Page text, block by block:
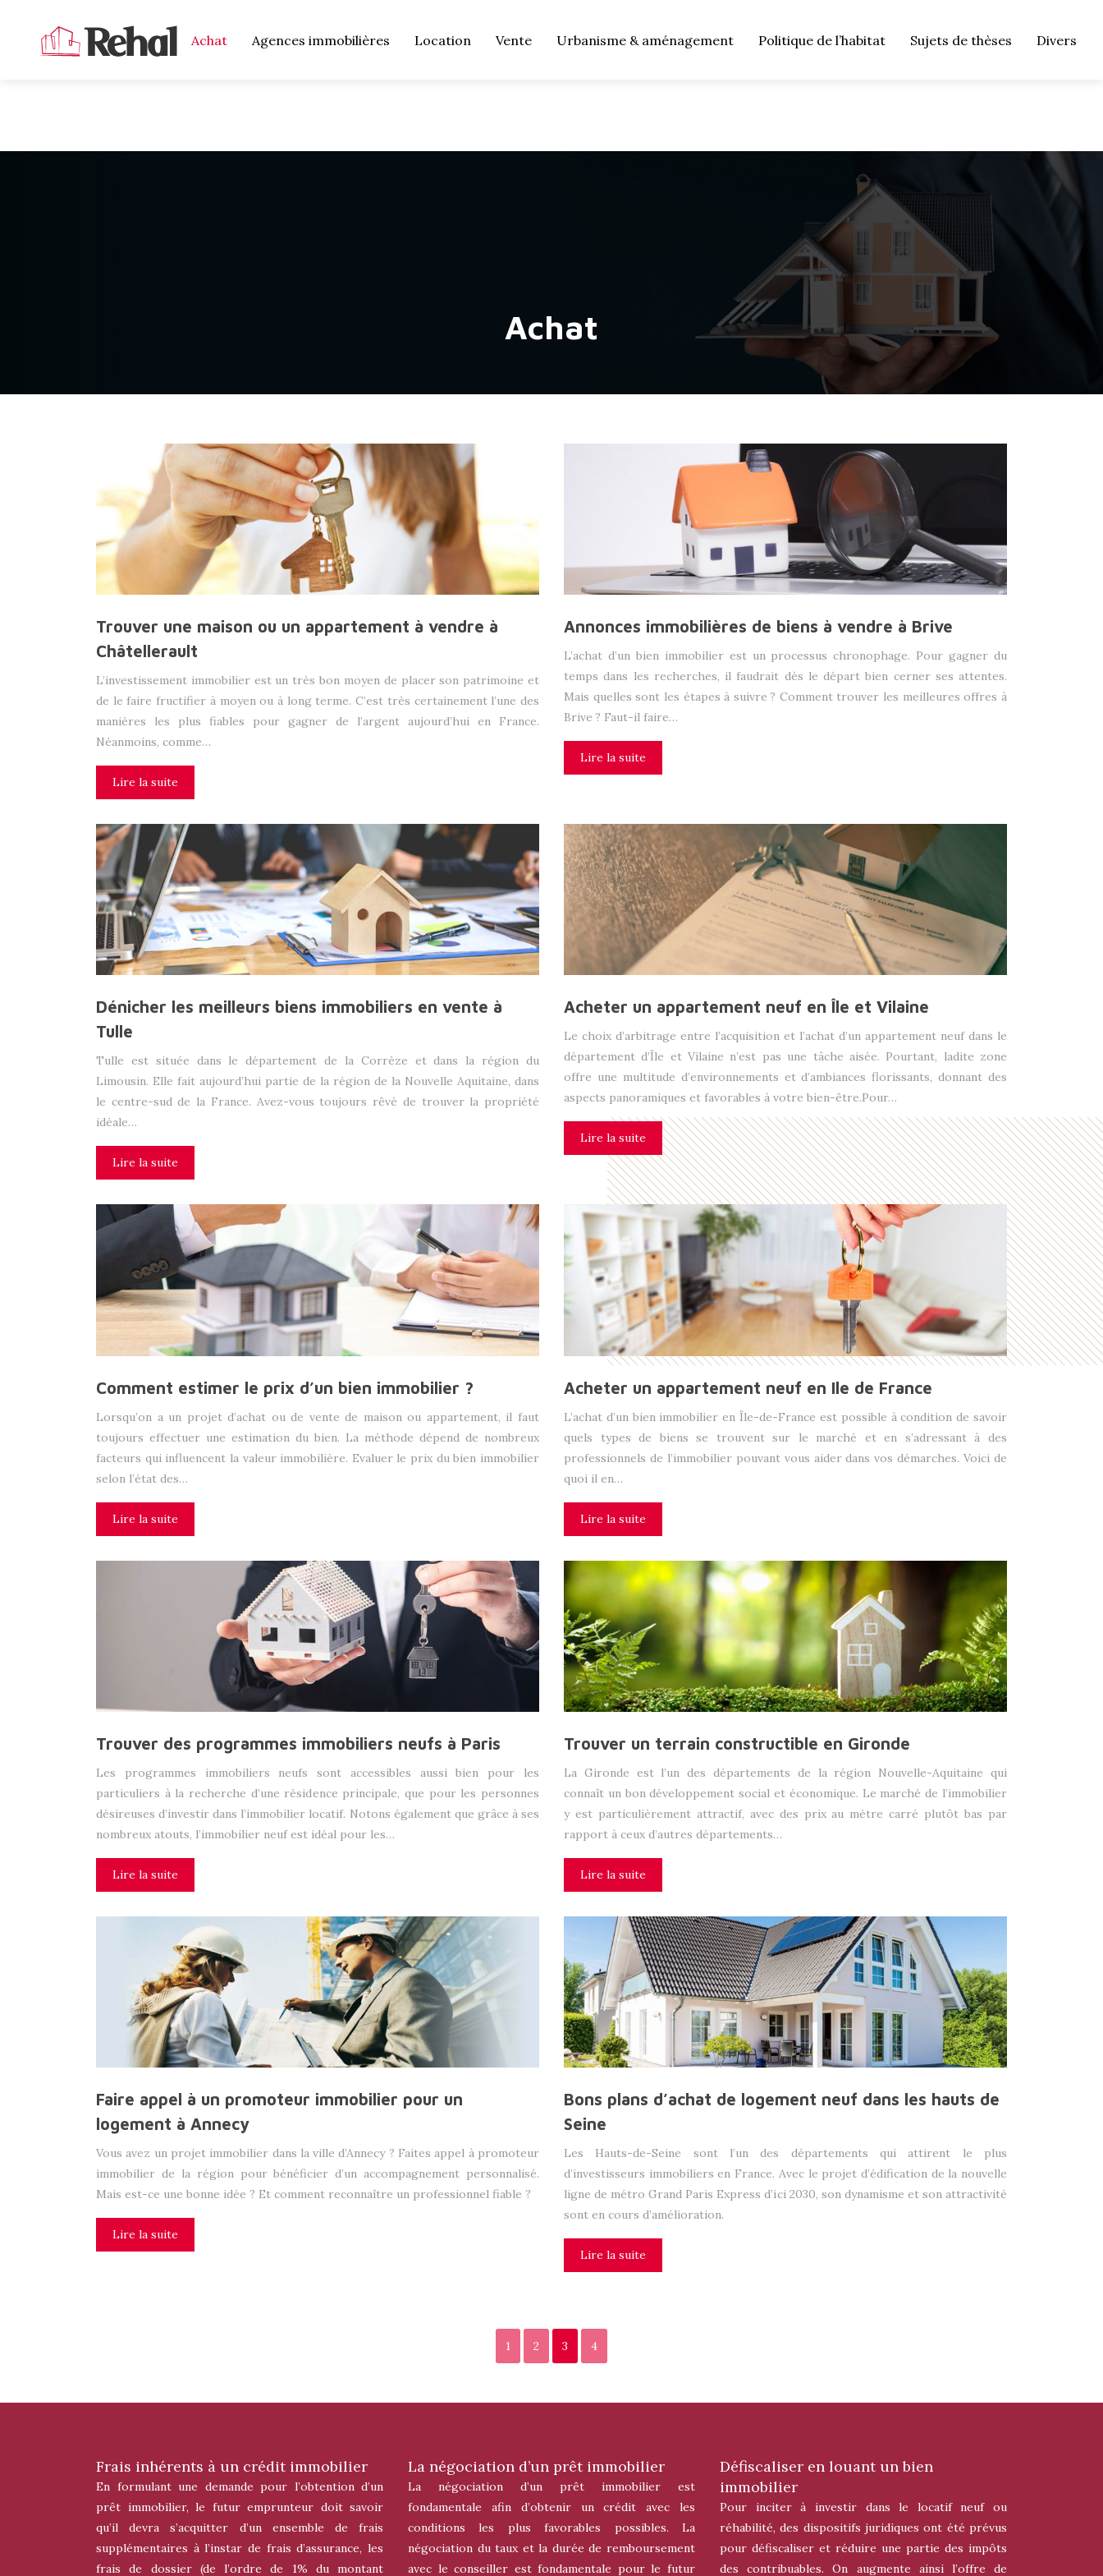
Achat Agences immobilières Location Vente Urbanisme & aménagement Politique de l’habitat Sujets de thèses Divers
Achat
Trouver une maison ou un appartement à vendre à
Châtellerault
L’investissement immobilier est un très bon moyen de placer son patrimoine et
de le faire fructifier à moyen ou à long terme. C’est très certainement l’une des
manières les plus fiables pour gagner de l’argent aujourd’hui en France.
Néanmoins, comme…
Lire la suite
Annonces immobilières de biens à vendre à Brive
L’achat d’un bien immobilier est un processus chronophage. Pour gagner du
temps dans les recherches, il faudrait dès le départ bien cerner ses attentes.
Mais quelles sont les étapes à suivre ? Comment trouver les meilleures offres à
Brive ? Faut-il faire…
Lire la suite
Dénicher les meilleurs biens immobiliers en vente à
Tulle
Tulle est située dans le département de la Corrèze et dans la région du
Limousin. Elle fait aujourd’hui partie de la région de la Nouvelle Aquitaine, dans
le centre-sud de la France. Avez-vous toujours rêvé de trouver la propriété
idéale…
Lire la suite
Acheter un appartement neuf en Île et Vilaine
Le choix d’arbitrage entre l’acquisition et l’achat d’un appartement neuf dans le
département d’Île et Vilaine n’est pas une tâche aisée. Pourtant, ladite zone
offre une multitude d’environnements et d’ambiances florissants, donnant des
aspects panoramiques et favorables à votre bien-être.Pour…
Lire la suite
Comment estimer le prix d’un bien immobilier ?
Lorsqu’on a un projet d’achat ou de vente de maison ou appartement, il faut
toujours effectuer une estimation du bien. La méthode dépend de nombreux
facteurs qui influencent la valeur immobilière. Evaluer le prix du bien immobilier
selon l’état des…
Lire la suite
Acheter un appartement neuf en Ile de France
L’achat d’un bien immobilier en Île-de-France est possible à condition de savoir
quels types de biens se trouvent sur le marché et en s’adressant à des
professionnels de l’immobilier pouvant vous aider dans vos démarches. Voici de
quoi il en…
Lire la suite
Trouver des programmes immobiliers neufs à Paris
Les programmes immobiliers neufs sont accessibles aussi bien pour les
particuliers à la recherche d’une résidence principale, que pour les personnes
désireuses d’investir dans l’immobilier locatif. Notons également que grâce à ses
nombreux atouts, l’immobilier neuf est idéal pour les…
Lire la suite
Trouver un terrain constructible en Gironde
La Gironde est l’un des départements de la région Nouvelle-Aquitaine qui
connaît un bon développement social et économique. Le marché de l’immobilier
y est particulièrement attractif, avec des prix au mètre carré plutôt bas par
rapport à ceux d’autres départements…
Lire la suite
Faire appel à un promoteur immobilier pour un
logement à Annecy
Vous avez un projet immobilier dans la ville d’Annecy ? Faites appel à promoteur
immobilier de la région pour bénéficier d’un accompagnement personnalisé.
Mais est-ce une bonne idée ? Et comment reconnaître un professionnel fiable ?
Lire la suite
Bons plans d’achat de logement neuf dans les hauts de
Seine
Les Hauts-de-Seine sont l’un des départements qui attirent le plus
d’investisseurs immobiliers en France. Avec le projet d’édification de la nouvelle
ligne de métro Grand Paris Express d’ici 2030, son dynamisme et son attractivité
sont en cours d’amélioration.
Lire la suite
1 2 3 4
Frais inhérents à un crédit immobilier
En formulant une demande pour l’obtention d’un
prêt immobilier, le futur emprunteur doit savoir
qu’il devra s’acquitter d’un ensemble de frais
supplémentaires à l’instar de frais d’assurance, les
frais de dossier (de l’ordre de 1% du montant
La négociation d’un prêt immobilier
La négociation d’un prêt immobilier est
fondamentale afin d’obtenir un crédit avec les
conditions les plus favorables possibles. La
négociation du taux et la durée de remboursement
avec le conseiller est fondamentale pour le futur
Défiscaliser en louant un bien
immobilier
Pour inciter à investir dans le locatif neuf ou
réhabilité, des dispositifs juridiques ont été prévus
pour défiscaliser et réduire une partie des impôts
des contribuables. On augmente ainsi l’offre de